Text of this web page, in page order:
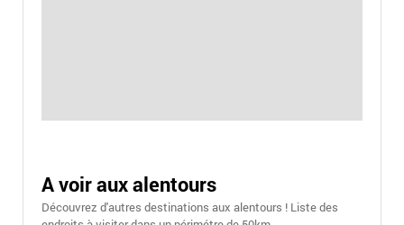
A voir aux alentours
Découvrez d'autres destinations aux alentours ! Liste des